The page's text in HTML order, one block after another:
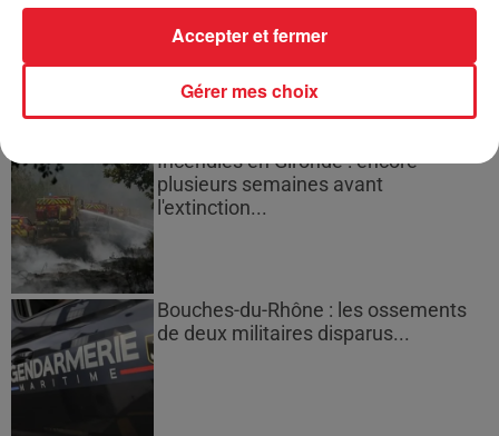
Des vitres tombent de la tour
Montparnasse : des désaccords
Incendies en Gironde : encore
plusieurs semaines avant
l'extinction...
Bouches-du-Rhône : les ossements
de deux militaires disparus...
Gérer mes choix
Accepter et fermer